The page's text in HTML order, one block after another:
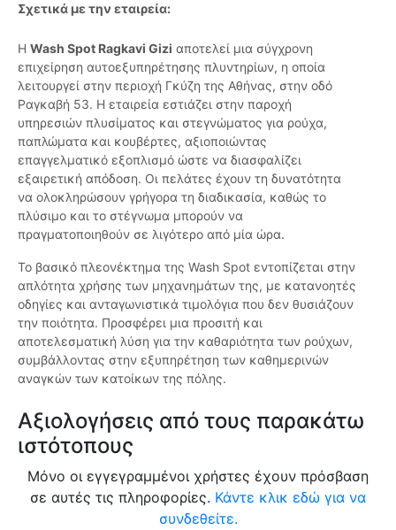
Σχετικά με την εταιρεία:
Η Wash Spot Ragkavi Gizi αποτελεί μια σύγχρονη
επιχείρηση αυτοεξυπηρέτησης πλυντηρίων, η οποία
λειτουργεί στην περιοχή Γκύζη της Αθήνας, στην οδό
Ραγκαβή 53. Η εταιρεία εστιάζει στην παροχή
υπηρεσιών πλυσίματος και στεγνώματος για ρούχα,
παπλώματα και κουβέρτες, αξιοποιώντας
επαγγελματικό εξοπλισμό ώστε να διασφαλίζει
εξαιρετική απόδοση. Οι πελάτες έχουν τη δυνατότητα
να ολοκληρώσουν γρήγορα τη διαδικασία, καθώς το
πλύσιμο και το στέγνωμα μπορούν να
πραγματοποιηθούν σε λιγότερο από μία ώρα.
Το βασικό πλεονέκτημα της Wash Spot εντοπίζεται στην
απλότητα χρήσης των μηχανημάτων της, με κατανοητές
οδηγίες και ανταγωνιστικά τιμολόγια που δεν θυσιάζουν
την ποιότητα. Προσφέρει μια προσιτή και
αποτελεσματική λύση για την καθαριότητα των ρούχων,
συμβάλλοντας στην εξυπηρέτηση των καθημερινών
αναγκών των κατοίκων της πόλης.
Αξιολογήσεις από τους παρακάτω
ιστότοπους
Μόνο οι εγγεγραμμένοι χρήστες έχουν πρόσβαση
σε αυτές τις πληροφορίες. Κάντε κλικ εδώ για να
συνδεθείτε.